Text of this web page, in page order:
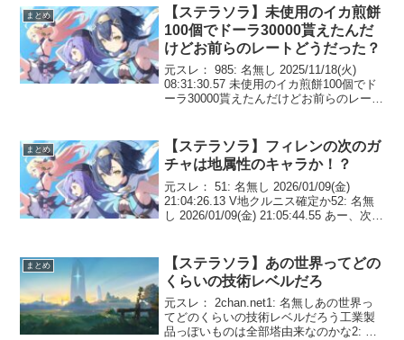
なるので登録しておきましょう
まとめ
【ステラソラ】未使用のイカ煎餅
100個でドーラ30000貰えたんだ
けどお前らのレートどうだった？
元スレ： 985: 名無し 2025/11/18(火)
08:31:30.57 未使用のイカ煎餅100個でド
ーラ30000貰えたんだけどお前らのレート
交換しきってもイベ...
まとめ
【ステラソラ】フィレンの次のガ
チャは地属性のキャラか！？
元スレ： 51: 名無し 2026/01/09(金)
21:04:26.13 V地クルニス確定か52: 名無
し 2026/01/09(金) 21:05:44.55 あー、次の
まとめ
【ステラソラ】あの世界ってどの
くらいの技術レベルだろ
元スレ： 2chan.net1: 名無しあの世界っ
てどのくらいの技術レベルだろう工業製
品っぽいものは全部塔由来なのかな2: 名